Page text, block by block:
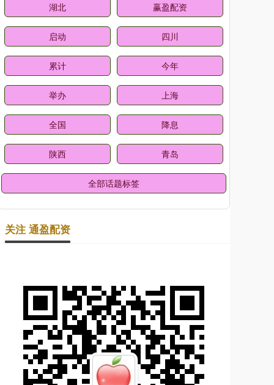
湖北 赢盈配资
启动 四川
累计 今年
举办 上海
全国 降息
陕西 青岛
全部话题标签
关注 通盈配资